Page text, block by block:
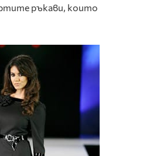
ръкави, които